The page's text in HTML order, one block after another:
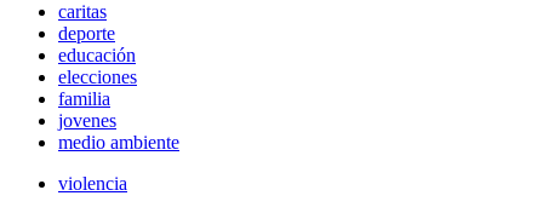
caritas
deporte
educación
elecciones
familia
jovenes
medio ambiente
violencia